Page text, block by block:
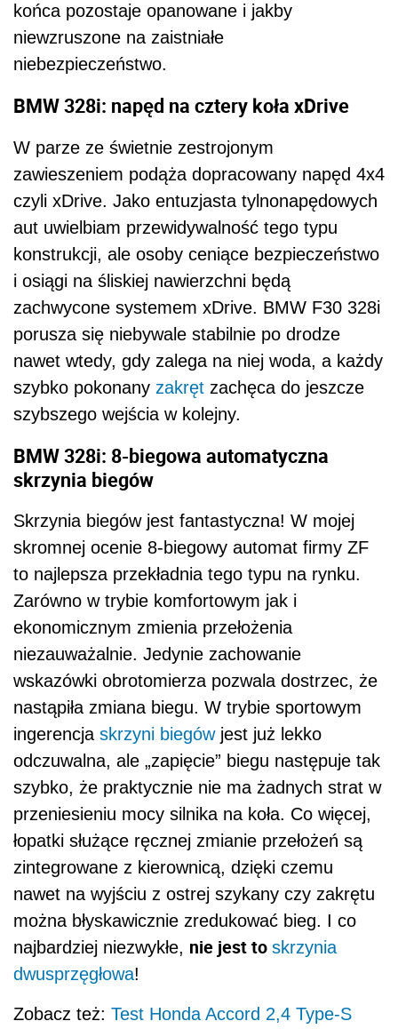
końca pozostaje opanowane i jakby
niewzruszone na zaistniałe
niebezpieczeństwo.
BMW 328i: napęd na cztery koła xDrive
W parze ze świetnie zestrojonym
zawieszeniem podąża dopracowany napęd 4x4
czyli xDrive. Jako entuzjasta tylnonapędowych
aut uwielbiam przewidywalność tego typu
konstrukcji, ale osoby ceniące bezpieczeństwo
i osiągi na śliskiej nawierzchni będą
zachwycone systemem xDrive. BMW F30 328i
porusza się niebywale stabilnie po drodze
nawet wtedy, gdy zalega na niej woda, a każdy
szybko pokonany zakręt zachęca do jeszcze
szybszego wejścia w kolejny.
BMW 328i: 8-biegowa automatyczna
skrzynia biegów
Skrzynia biegów jest fantastyczna! W mojej
skromnej ocenie 8-biegowy automat firmy ZF
to najlepsza przekładnia tego typu na rynku.
Zarówno w trybie komfortowym jak i
ekonomicznym zmienia przełożenia
niezauważalnie. Jedynie zachowanie
wskazówki obrotomierza pozwala dostrzec, że
nastąpiła zmiana biegu. W trybie sportowym
ingerencja skrzyni biegówjest już lekko
odczuwalna, ale „zapięcie” biegu następuje tak
szybko, że praktycznie nie ma żadnych strat w
przeniesieniu mocy silnika na koła. Co więcej,
łopatki służące ręcznej zmianie przełożeń są
zintegrowane z kierownicą, dzięki czemu
nawet na wyjściu z ostrej szykany czy zakrętu
można błyskawicznie zredukować bieg. I co
najbardziej niezwykłe, nie jest to skrzynia
dwusprzęgłowa!
Zobacz też: Test Honda Accord 2,4 Type-S